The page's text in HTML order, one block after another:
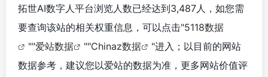
拓世AI数字人平台浏览人数已经达到3,487人，如您需
要查询该站的相关权重信息，可以点击"5118数据
""爱站数据 ""Chinaz数据
"进入；以目前的网站
数据参考，建议您以爱站的数据为准，更多网站价值评